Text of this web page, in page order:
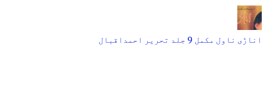
اناڑی ناول مکمل 9 جلد تحریر احمداقبال